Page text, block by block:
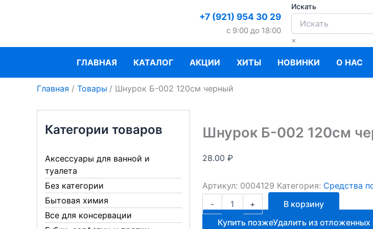
+7 (921) 954 30 29
c 9:00 до 18:00
Искать
×
ГЛАВНАЯ КАТАЛОГ АКЦИИ ХИТЫ НОВИНКИ О НАС
Главная Товары Шнурок Б-002 120см черный
Категории товаров
Аксессуары для ванной и
туалета
Без категории
Бытовая химия
Все для консервации
Шнурок Б-002 120см
28.00 ₽
Артикул: 0004129 Категория: Средства
-
Количество
товара
Шнурок
+
В корзину
Купить позжеУдалить из отложенных